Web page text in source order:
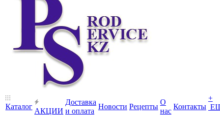
Каталог
АКЦИИ
Доставка
и оплата
Новости Рецепты
О
нас
Контакты
+